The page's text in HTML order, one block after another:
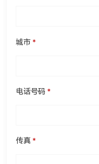
城市*
电话号码*
传真*